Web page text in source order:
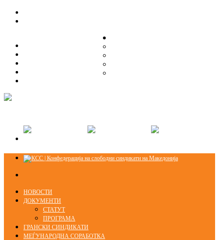
ОРГАНИЗАЦИСКА СТРУКТУРА
НОВОСТИ
ДОКУМЕНТИ
СТАТУТ
ПРОГРАМА
ГРАНСКИ СИНДИКАТИ
МЕЃУНАРОДНА СОРАБОТКА